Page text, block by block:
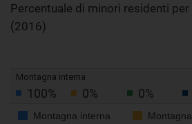
Percentuale di minori residenti
(2016)